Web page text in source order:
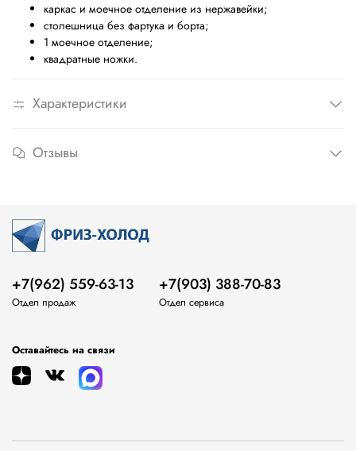
каркас и моечное отделение из нержавейки;
столешница без фартука и борта;
1 моечное отделение;
квадратные ножки.
Характеристики
Отзывы
+7(962) 559-63-13
Отдел продаж
+7(903) 388-70-83
Отдел сервиса
Оставайтесь на связи